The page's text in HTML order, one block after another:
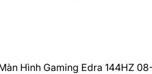
Hình Gaming Edra 144HZ